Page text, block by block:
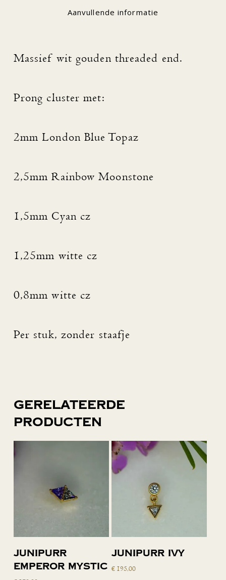
Aanvullende informatie
Massief wit gouden threaded end.
Prong cluster met:
2mm London Blue Topaz
2,5mm Rainbow Moonstone
1,5mm Cyan cz
1,25mm witte cz
0,8mm witte cz
Per stuk, zonder staafje
Gerelateerde
producten
Toevoegen
aan
Junipurr
Emperor Mystic
Toevoegen
winkelwagen
Junipurr Ivy
€ 195,00